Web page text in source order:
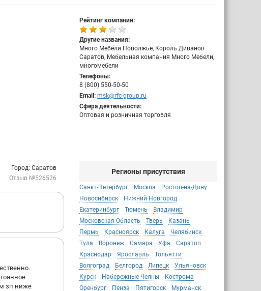
Рейтинг компании:
Другие названия:
Много Мебели Поволжье, Король Диванов
Саратов, Мебельная компания Много Мебели,
многомебели
Телефоны:
8 (800) 550-50-50
Email: msk@rfc-group.ru
Сфера деятельности:
Оптовая и розничная торговля
Город: Саратов
Отзыв №526526
зп ниже
Регионы присутствия
Санкт-Петербург Москва
Ростов-на-Дону
Новосибирск
Нижний Новгород
Екатеринбург
Тюмень
Владимир
Московская Область
Тверь
Казань
Пермь
Красноярск Калуга
Челябинск
Тула
Воронеж Самара Уфа
Саратов
Краснодар
Ярославль
Тольятти
Волгоград
Белгород Липецк
Ульяновск
Курск
Набережные Челны
Кострома
Оренбург
Пенза Пятигорск
Мурманск